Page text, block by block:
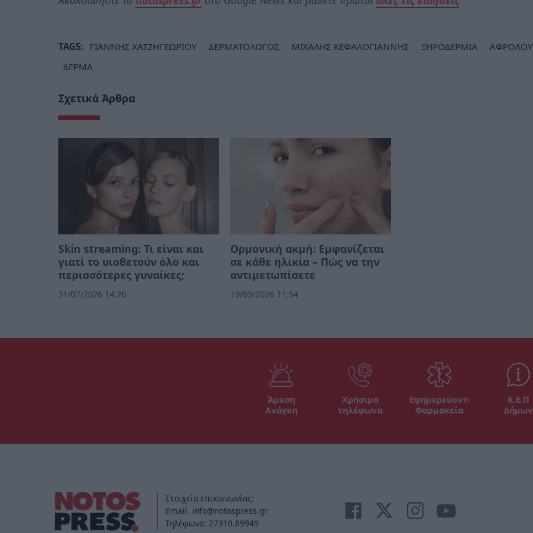
TAGS: ΓΙΑΝΝΗΣ ΧΑΤΖΗΓΕΩΡΙΟΥ ΔΕΡΜΑΤΟΛΟΓΟΣ ΜΙΧΑΛΗΣ ΚΕΦΑΛΟΓΙΑΝΝΗΣ ΞΗΡΟΔΕΡΜΙΑ
ΔΕΡΜΑ
Σχετικά Άρθρα
Skin streaming: Τι είναι και
γιατί το υιοθετούν όλο και
περισσότερες γυναίκες;
31/07/2026 14:20
Ορμονική ακμή: Εμφανίζεται
σε κάθε ηλικία – Πώς να την
αντιμετωπίσετε
19/03/2026 11:54
Άμεση
Ανάγκη
Χρήσιμα
τηλέφωνα
Εφημερεύοντα
Φαρμακεία
Κ.Ε.Π
Δήμων
Στοιχεία επικοινωνίας:
Email. info@notospress.gr
Τηλέφωνο: 27310.89949